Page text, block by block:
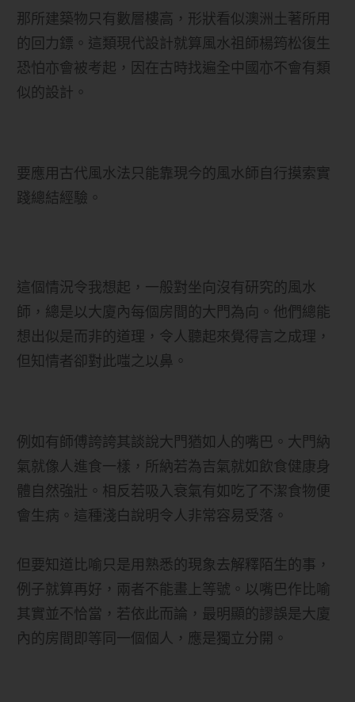
那所建築物只有數層樓高，形狀看似澳洲土著所用
的回力鏢。這類現代設計就算風水祖師楊筠松復生
恐怕亦會被考起，因在古時找遍全中國亦不會有類
似的設計。
要應用古代風水法只能靠現今的風水師自行摸索實
踐總結經驗。
這個情況令我想起，一般對坐向沒有研究的風水
師，總是以大廈內每個房間的大門為向。他們總能
想出似是而非的道理，令人聽起來覺得言之成理，
但知情者卻對此嗤之以鼻。
例如有師傅誇誇其談說大門猶如人的嘴巴。大門納
氣就像人進食一樣，所納若為吉氣就如飲食健康身
體自然強壯。相反若吸入衰氣有如吃了不潔食物便
會生病。這種淺白說明令人非常容易受落。
但要知道比喻只是用熟悉的現象去解釋陌生的事，
例子就算再好，兩者不能畫上等號。以嘴巴作比喻
其實並不恰當，若依此而論，最明顯的謬誤是大廈
內的房間即等同一個個人，應是獨立分開。